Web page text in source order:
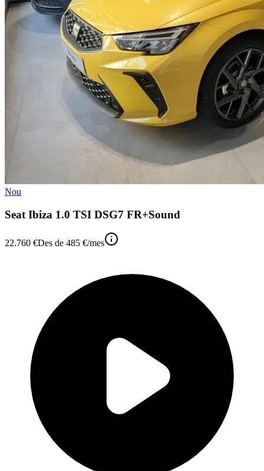
Nou
Seat Ibiza 1.0 TSI DSG7 FR+Sound
22.760 €Des de 485 €/mes